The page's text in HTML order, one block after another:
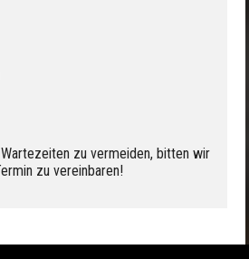
zu vermeiden, bitten wir
zu vereinbaren!